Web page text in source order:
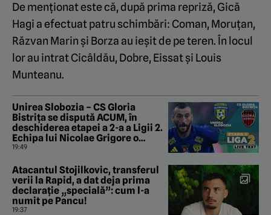
De menționat este că, după prima repriză, Gică
Hagi a efectuat patru schimbări: Coman, Moruțan,
Răzvan Marin și Borza au ieșit de pe teren. În locul
lor au intrat Cicâldău, Dobre, Eissat și Louis
Munteanu.
Unirea Slobozia – CS Gloria
Bistrița se dispută ACUM, în
deschiderea etapei a 2-a a Ligii 2.
Echipa lui Nicolae Grigore o
umilește pe cea a lui Ilie Poenaru
19:49
Atacantul Stojilkovic, transferul
verii la Rapid, a dat deja prima
declarație „specială”: cum l-a
numit pe Pancu!
19:37